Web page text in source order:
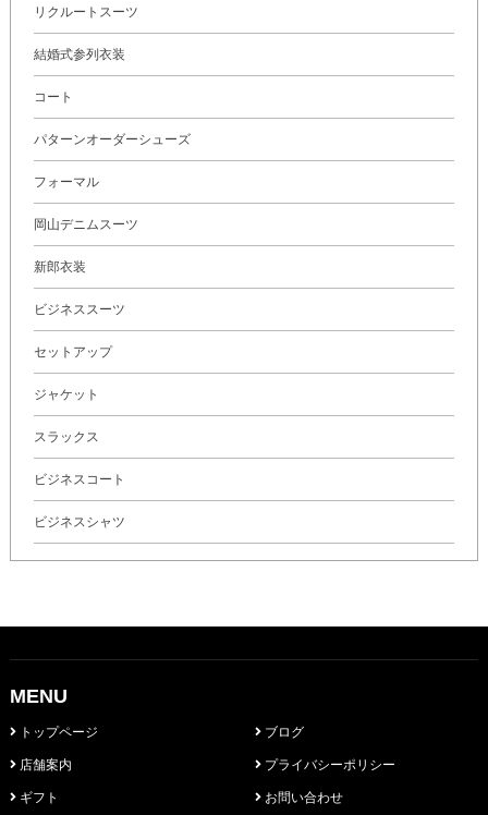
リクルートスーツ
結婚式参列衣装
コート
パターンオーダーシューズ
フォーマル
岡山デニムスーツ
新郎衣装
ビジネススーツ
セットアップ
ジャケット
スラックス
ビジネスコート
ビジネスシャツ
MENU
トップページ
店舗案内
ギフト
ブログ
プライバシーポリシー
お問い合わせ